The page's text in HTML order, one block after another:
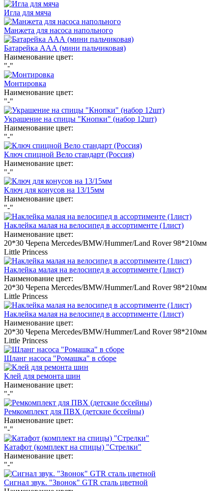
Игла для мяча
Манжета для насоса напольного
Батарейка ААА (мини пальчиковая)
Наименование цвет:
"-"
Монтировка
Наименование цвет:
"-"
Украшение на спицы "Кнопки" (набор 12шт)
Наименование цвет:
"-"
Ключ спицной Вело стандарт (Россия)
Наименование цвет:
"-"
Ключ для конусов на 13/15мм
Наименование цвет:
"-"
Наклейка малая на велосипед в ассортименте (1лист)
Наименование цвет:
20*30 Черепа Mercedes/BMW/Hummer/Land Rover 98*210мм
Little Princess
Наклейка малая на велосипед в ассортименте (1лист)
Наименование цвет:
20*30 Черепа Mercedes/BMW/Hummer/Land Rover 98*210мм
Little Princess
Наклейка малая на велосипед в ассортименте (1лист)
Наименование цвет:
20*30 Черепа Mercedes/BMW/Hummer/Land Rover 98*210мм
Little Princess
Шланг насоса "Ромашка" в сборе
Клей для ремонта шин
Наименование цвет:
"-"
Ремкомплект для ПВХ (детские бссейны)
Наименование цвет:
"-"
Катафот (комплект на спицы) "Стрелки"
Наименование цвет:
"-"
Сигнал звук. "Звонок" GTR сталь цветной